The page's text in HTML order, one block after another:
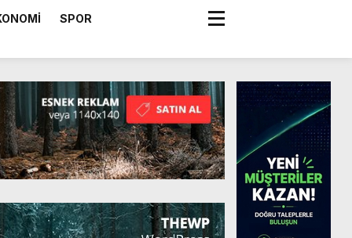
temelidir”
SPOR